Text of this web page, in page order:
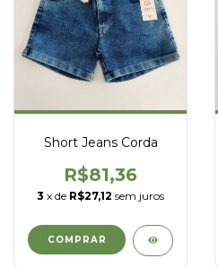
Short Jeans Corda
R$81,36
3 x de R$27,12 sem juros
COMPRAR